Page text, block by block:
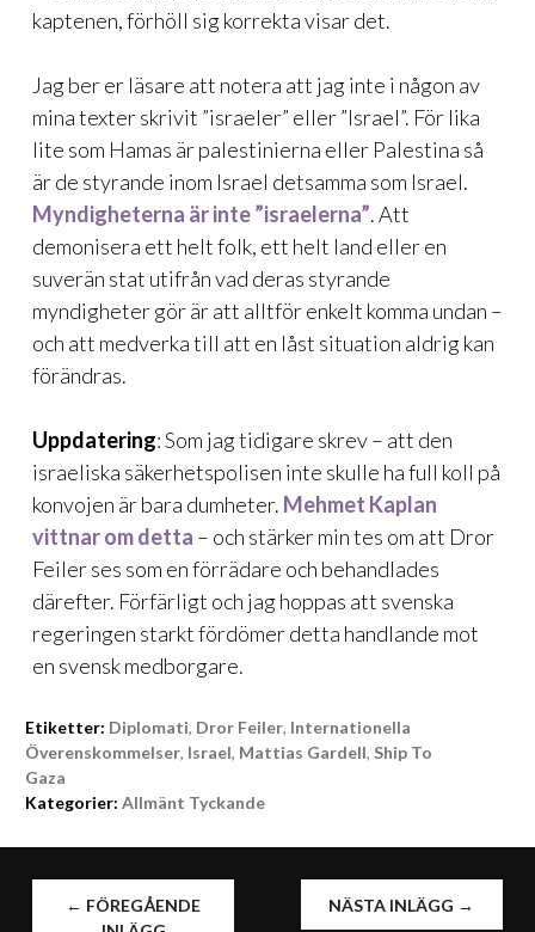
kaptenen, förhöll sig korrekta visar det.
Jag ber er läsare att notera att jag inte i någon av
mina texter skrivit ”israeler” eller ”Israel”. För lika
lite som Hamas är palestinierna eller Palestina så
är de styrande inom Israel detsamma som Israel.
Myndigheterna är inte ”israelerna”. Att
demonisera ett helt folk, ett helt land eller en
suverän stat utifrån vad deras styrande
myndigheter gör är att alltför enkelt komma undan –
och att medverka till att en låst situation aldrig kan
förändras.
Uppdatering: Som jag tidigare skrev – att den
israeliska säkerhetspolisen inte skulle ha full koll på
konvojen är bara dumheter. Mehmet Kaplan
vittnar om detta – och stärker min tes om att Dror
Feiler ses som en förrädare och behandlades
därefter. Förfärligt och jag hoppas att svenska
regeringen starkt fördömer detta handlande mot
en svensk medborgare.
Etiketter: Diplomati, Dror Feiler, Internationella
Överenskommelser, Israel, Mattias Gardell, Ship To
Gaza
Kategorier: Allmänt Tyckande
INLÄGGSNAVIGERING
← FÖREGÅENDE
NÄSTA INLÄGG →